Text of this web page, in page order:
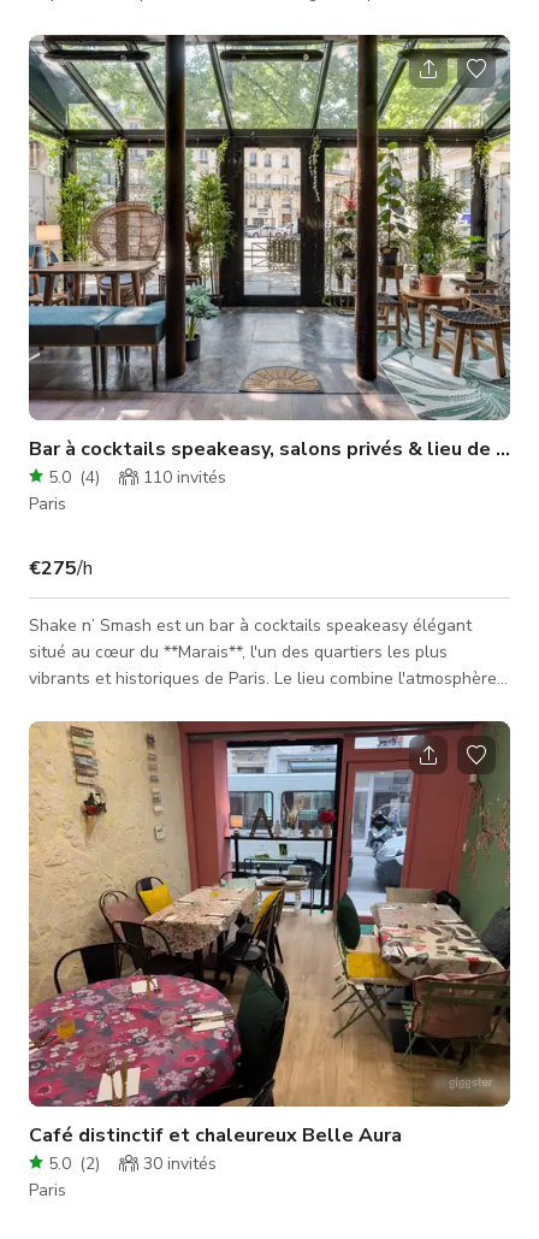
décoration colorée, créant un décor dynamique pour une
variété d'activités. Parfait pour : - Séances photo et vidéo -
Activations de marque et lancements de produits -
Événements éphémères, ateliers et réceptions privées -
Musique live ou sets de DJ La
Bar à cocktails speakeasy, salons privés & lieu de tournage
5.0 (4) 110 invités
Paris
€275/h
Shake n’ Smash est un bar à cocktails speakeasy élégant
situé au cœur du **Marais**, l'un des quartiers les plus
vibrants et historiques de Paris. Le lieu combine l'atmosphère
**salons privés**, ce qui le rend idéal pour les événements
d'entreprise, les fêtes d'anniversaire, les afterworks, les
réceptions de cocktails et les célébrations privées. Grâce à
son **design speakeasy unique, son éclairage chaleureux et
so
Café distinctif et chaleureux Belle Aura
5.0 (2) 30 invités
Paris